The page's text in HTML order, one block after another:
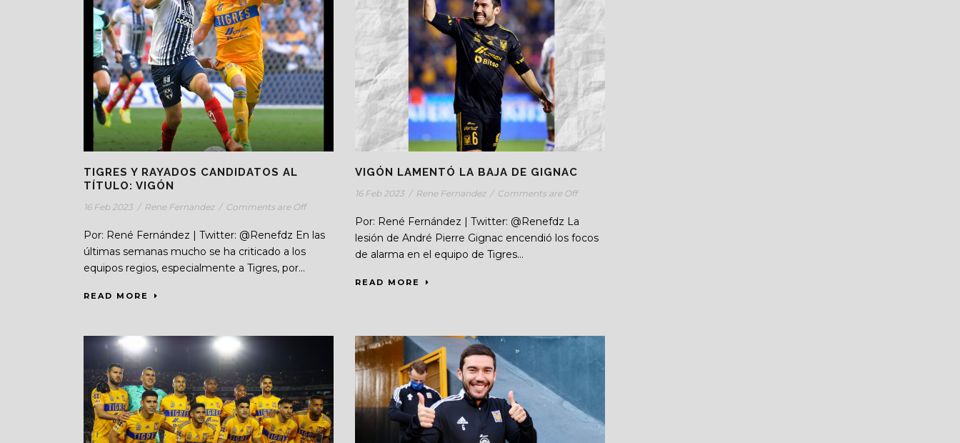
TIGRES Y RAYADOS CANDIDATOS AL
TÍTULO: VIGÓN
16 Feb 2023 / Rene Fernandez / Comments are Off
Por: René Fernández | Twitter: @Renefdz En las
últimas semanas mucho se ha criticado a los
equipos regios, especialmente a Tigres, por...
READ MORE
VIGÓN LAMENTÓ LA BAJA DE GIGNAC
16 Feb 2023 / Rene Fernandez / Comments are Off
Por: René Fernández | Twitter: @Renefdz La
lesión de André Pierre Gignac encendió los focos
de alarma en el equipo de Tigres...
READ MORE